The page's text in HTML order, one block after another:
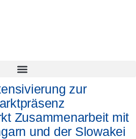
zur
Zusammenarbeit mit
und der Slowakei